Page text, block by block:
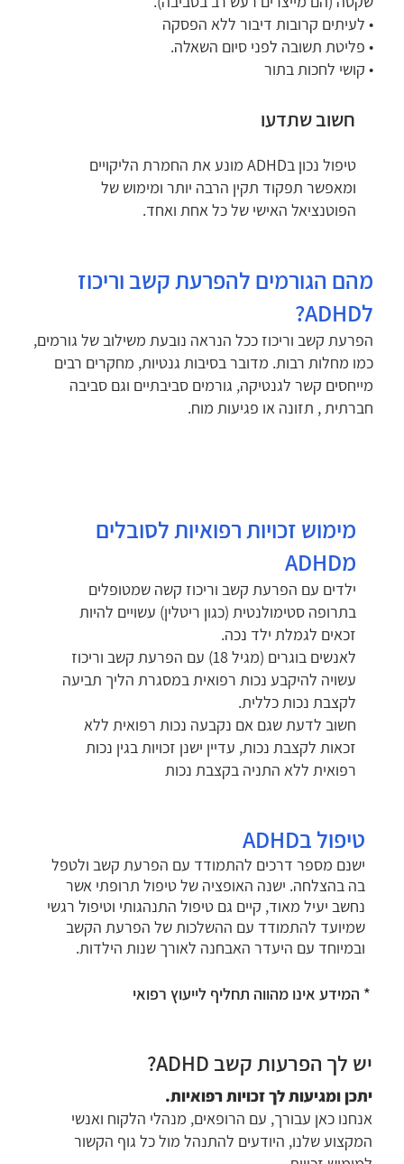
• לעיתים קרובות דיבור ללא הפסקה
• פליטת תשובה לפני סיום השאלה.
• קושי לחכות בתור
חשוב שתדעו
טיפול נכון בADHD מונע את החמרת הליקויים
ומאפשר תפקוד תקין הרבה יותר ומימוש של
הפוטנציאל האישי של כל אחת ואחד.
מהם הגורמים להפרעת קשב וריכוז
לADHD
?
הפרעת קשב וריכוז ככל הנראה נובעת משילוב של גורמים,
כמו מחלות רבות. מדובר בסיבות גנטיות, מחקרים רבים
מייחסים קשר לגנטיקה, גורמים סביבתיים וגם סביבה
חברתית , תזונה או פגיעות מוח.
מימוש זכויות רפואיות לסובלים
מADHD
ילדים עם הפרעת קשב וריכוז קשה שמטופלים
בתרופה סטימולנטית (כגון ריטלין) עשויים להיות
זכאים לגמלת ילד נכה.
לאנשים בוגרים (מגיל 18) עם הפרעת קשב וריכוז
עשויה להיקבע נכות רפואית במסגרת הליך תביעה
לקצבת נכות כללית.
חשוב לדעת שגם אם נקבעה נכות רפואית ללא
זכאות לקצבת נכות, עדיין ישנן זכויות בגין נכות
רפואית ללא התניה בקצבת נכות
טיפול בADHD
ישנם מספר דרכים להתמודד עם הפרעת קשב ולטפל
בה בהצלחה. ישנה האופציה של טיפול תרופתי אשר
נחשב יעיל מאוד, קיים גם טיפול התנהגותי וטיפול רגשי
שמיועד להתמודד עם ההשלכות של הפרעת הקשב
ובמיוחד עם היעדר האבחנה לאורך שנות הילדות.
* המידע אינו מהווה תחליף לייעוץ רפואי
יש לך הפרעות קשב ADHD?
יתכן ומגיעות לך זכויות רפואיות.
אנחנו כאן עבורך, עם הרופאים, מנהלי הלקוח ואנשי
המקצוע שלנו, היודעים להתנהל מול כל גוף הקשור